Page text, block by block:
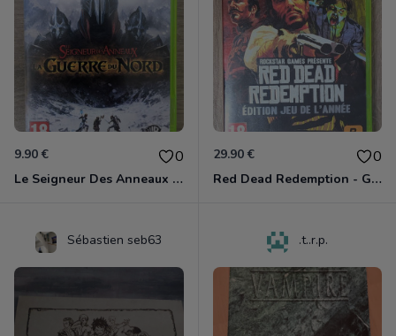
9.90 € 0
Le Seigneur Des Anneaux - La Guerre Du Nord Xbox 360
29.90 € 0
Red Dead Redemption - Game Of The Year Xbox 360
Sébastien seb63 .t..r.p.